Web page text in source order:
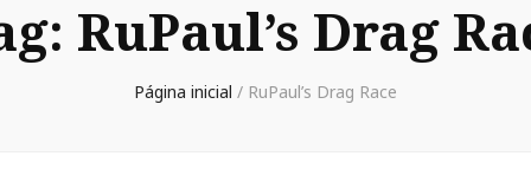
RuPaul’s Drag
Página inicial / RuPaul’s Drag Race